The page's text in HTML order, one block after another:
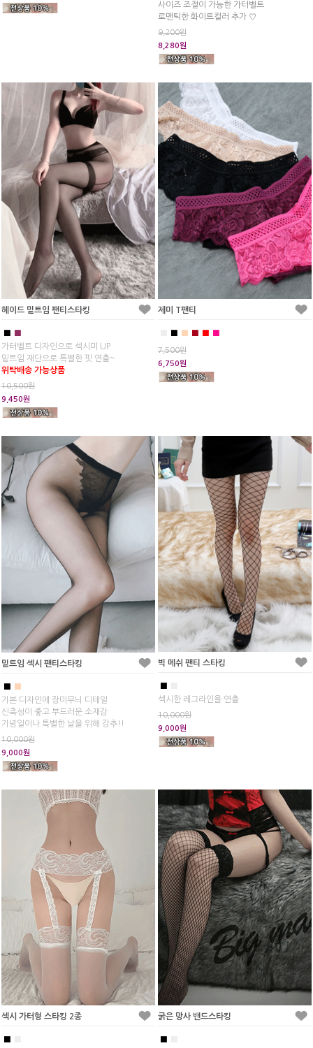
사이즈 조절이 가능한 가터벨트
로맨틱한 화이트컬러 추가 ♡
9,200원
8,280원
헤이드 밑트임 팬티스타킹
■ ■
가터벨트 디자인으로 섹시미 UP
밑트임 재단으로 특별한 핏 연출~
위탁배송 가능상품
10,500원
9,450원
제미 T팬티
■ ■ ■ ■ ■
7,500원
6,750원
밑트임 섹시 팬티스타킹
■ ■
기본 디자인에 장미무늬 디테일
신축성이 좋고 부드러운 소재감
기념일이나 특별한 날을 위해 강추!!
10,000원
9,000원
빅 메쉬 팬티 스타킹
■
섹시한 레그라인을 연출
10,000원
9,000원
섹시 가터형 스타킹 2종
■
굵은 망사 밴드스타킹
■